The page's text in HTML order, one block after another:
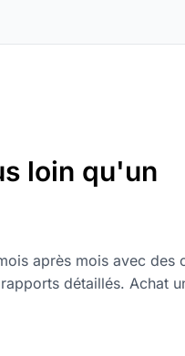
loin qu'un
après mois avec des
détaillés. Achat